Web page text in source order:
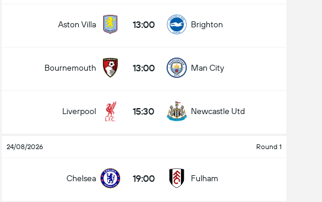
Brighton
13:00
Aston Villa
Man City
13:00
Bournemouth
Newcastle Utd
15:30
Liverpool
Round 1
24/08/2026
Fulham
19:00
Chelsea